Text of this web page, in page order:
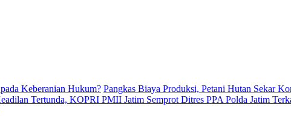
Keberanian Hukum? Pangkas Biaya Produksi, Petani Hutan Sekar
Tertunda, KOPRI PMII Jatim Semprot Ditres PPA Polda Jatim